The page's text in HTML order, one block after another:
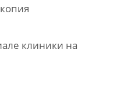
клиники на